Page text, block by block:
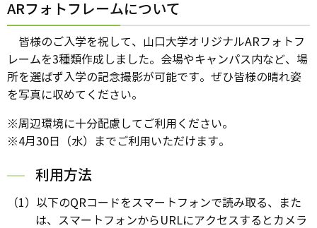
ARフォトフレームについて
皆様のご入学を祝して、山口大学オリジナルARフォトフ
レームを3種類作成しました。会場やキャンパス内など、場
所を選ばず入学の記念撮影が可能です。ぜひ皆様の晴れ姿
を写真に収めてください。
※周辺環境に十分配慮してご利用ください。
※4月30日（水）までご利用いただけます。
利用方法
（1）以下のQRコードをスマートフォンで読み取る、また
は、スマートフォンからURLにアクセスするとカメラ